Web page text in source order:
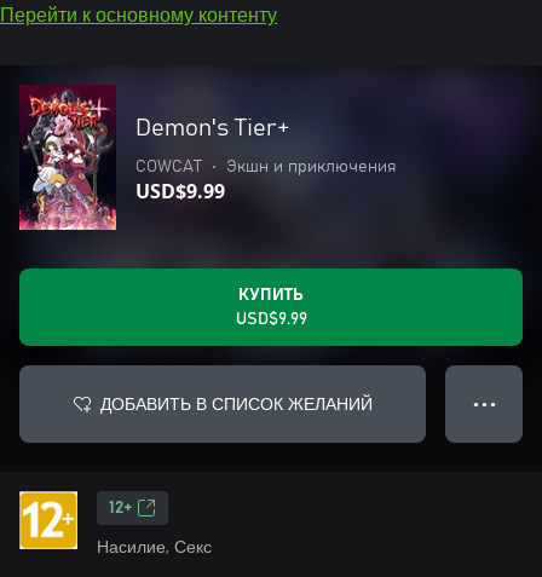
Перейти к основному контенту
Demon's Tier+
COWCAT • Экшн и приключения
USD$9.99
КУПИТЬ
USD$9.99
ДОБАВИТЬ В СПИСОК ЖЕЛАНИЙ ● ● ●
12+
Насилие, Секс